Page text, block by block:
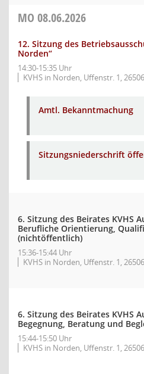
MO 08.06.2026
12. Sitzung des
Norden“
14:30-15:35 Uhr
KVHS in Norden, Uffenstr. 1,
Amtl. Bekanntmachung
Sitzungsniederschrift
6. Sitzung des Beirates KVHS
Berufliche Orientierung,
(nichtöffentlich)
15:36-15:44 Uhr
KVHS in Norden, Uffenstr. 1,
6. Sitzung des Beirates KVHS
Begegnung, Beratung und
15:44-15:50 Uhr
KVHS in Norden, Uffenstr. 1,